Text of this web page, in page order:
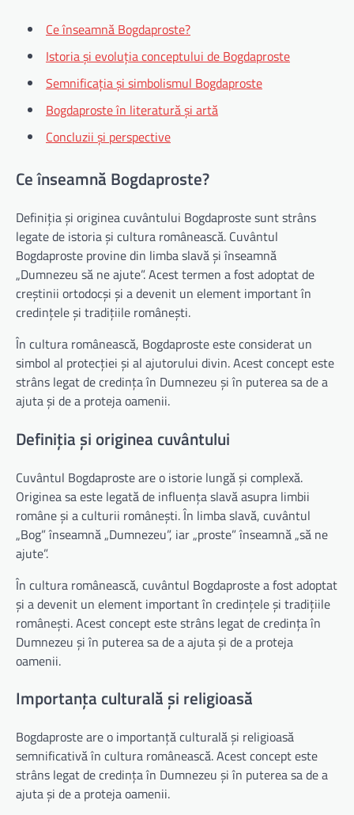
Ce înseamnă Bogdaproste?
Istoria și evoluția conceptului de Bogdaproste
Semnificația și simbolismul Bogdaproste
Bogdaproste în literatură și artă
Concluzii și perspective
Ce înseamnă Bogdaproste?
Definiția și originea cuvântului Bogdaproste sunt strâns
legate de istoria și cultura românească. Cuvântul
Bogdaproste provine din limba slavă și înseamnă
„Dumnezeu să ne ajute”. Acest termen a fost adoptat de
creștinii ortodocși și a devenit un element important în
credințele și tradițiile românești.
În cultura românească, Bogdaproste este considerat un
simbol al protecției și al ajutorului divin. Acest concept este
strâns legat de credința în Dumnezeu și în puterea sa de a
ajuta și de a proteja oamenii.
Definiția și originea cuvântului
Cuvântul Bogdaproste are o istorie lungă și complexă.
Originea sa este legată de influența slavă asupra limbii
române și a culturii românești. În limba slavă, cuvântul
„Bog” înseamnă „Dumnezeu”, iar „proste” înseamnă „să ne
ajute”.
În cultura românească, cuvântul Bogdaproste a fost adoptat
și a devenit un element important în credințele și tradițiile
românești. Acest concept este strâns legat de credința în
Dumnezeu și în puterea sa de a ajuta și de a proteja
oamenii.
Importanța culturală și religioasă
Bogdaproste are o importanță culturală și religioasă
semnificativă în cultura românească. Acest concept este
strâns legat de credința în Dumnezeu și în puterea sa de a
ajuta și de a proteja oamenii.